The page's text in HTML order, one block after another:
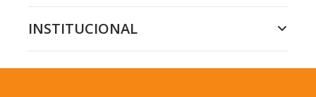
INSTITUCIONAL